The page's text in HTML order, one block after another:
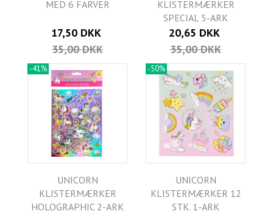
MED 6 FARVER
17,50 DKK
35,00 DKK
KLISTERMÆRKER
SPECIAL 5-ARK
20,65 DKK
35,00 DKK
-41%
UNICORN
KLISTERMÆRKER
HOLOGRAPHIC 2-ARK
-50%
UNICORN
KLISTERMÆRKER 12
STK. 1-ARK